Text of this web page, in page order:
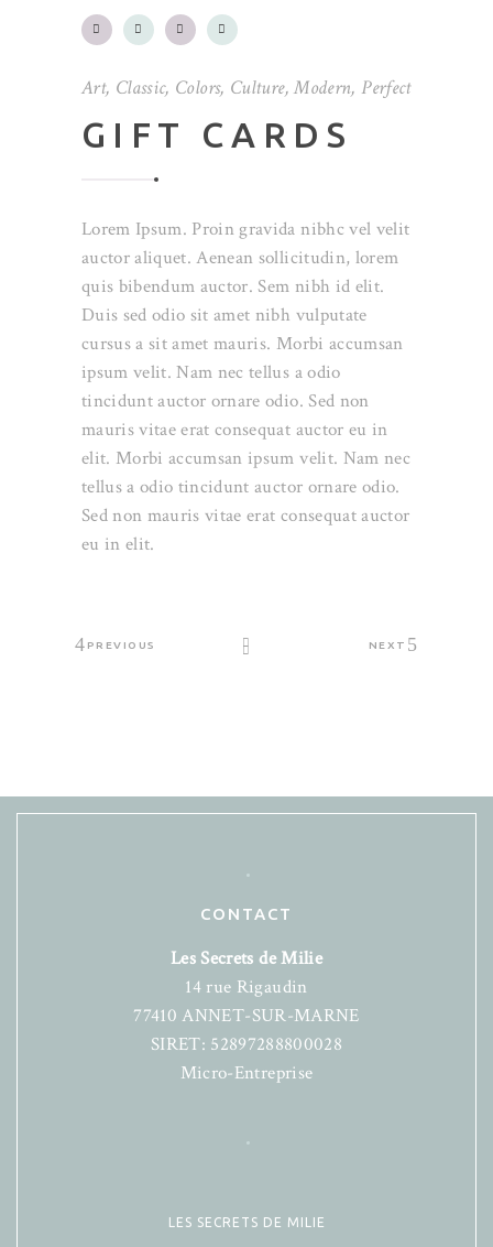
Art, Classic, Colors, Culture,Modern, Perfect
GIFT CARDS
Lorem Ipsum. Proin gravida nibhc vel velit
auctor aliquet. Aenean sollicitudin, lorem
quis bibendum auctor. Sem nibh id elit.
Duis sed odio sit amet nibh vulputate
cursus a sit amet mauris. Morbi accumsan
ipsum velit. Nam nec tellus a odio
tincidunt auctor ornare odio. Sed non
mauris vitae erat consequat auctor eu in
elit. Morbi accumsan ipsum velit. Nam nec
tellus a odio tincidunt auctor ornare odio.
Sed non mauris vitae erat consequat auctor
eu in elit.
PREVIOUS NEXT
CONTACT
Les Secrets de Milie
14 rue Rigaudin
77410 ANNET-SUR-MARNE
SIRET: 52897288800028
Micro-Entreprise
LES SECRETS DE MILIE